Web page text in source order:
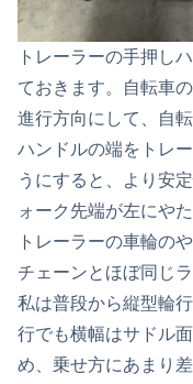
トレーラーの手押し
ておきます。自転車
進行方向にして、自
ハンドルの端をトレ
うにすると、より安
ォーク先端が左にや
トレーラーの車輪の
チェーンとほぼ同じ
私は普段から縦型輪
行でも横幅はサドル
め、乗せ方にあまり